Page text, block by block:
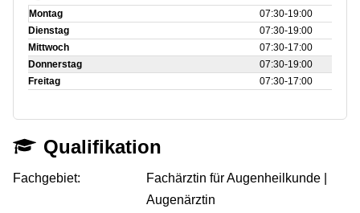
Montag
07:30‑19:00
Dienstag
07:30‑19:00
Mittwoch
07:30‑17:00
Donnerstag
07:30‑19:00
Freitag
07:30‑17:00
Qualifikation
Fachgebiet:
Fachärztin für Augenheilkunde |
Augenärztin